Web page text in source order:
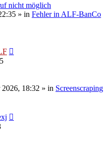
nicht möglich
» in Fehler in ALF-BanCo
18:32 » in Screenscraping